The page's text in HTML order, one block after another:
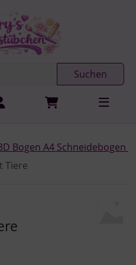
Suchen
Bogen A4 Schneidebogen
Tiere